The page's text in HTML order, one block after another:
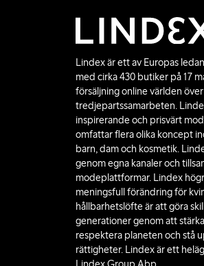
Lindex är ett av Europas
med cirka 430 butiker på 17
försäljning online världen
tredjepartssamarbeten.
inspirerande och prisvärt
omfattar flera olika koncept
barn, dam och kosmetik.
genom egna kanaler och
modeplattformar. Lindex
meningsfull förändring för
hållbarhetslöfte är att göra
generationer genom att
respektera planeten och stå
rättigheter. Lindex är ett